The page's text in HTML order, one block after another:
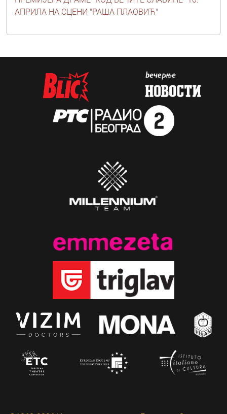
АПРИЛА НА СЦЕНИ "РАША ПЛАОВИЋ"